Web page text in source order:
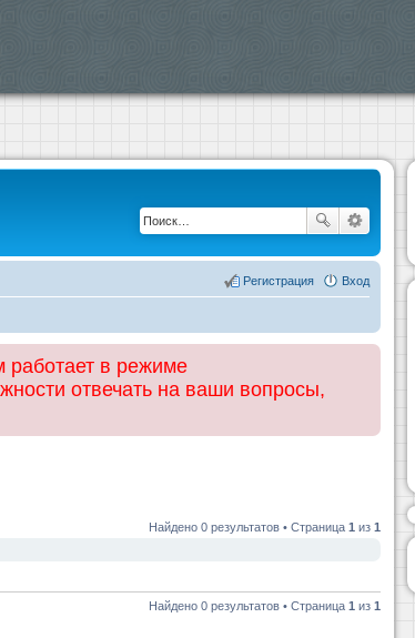
Вход
Регистрация
в режиме
отвечать на ваши вопросы,
Найдено 0 результатов • Страница 1 из 1
Найдено 0 результатов • Страница 1 из 1